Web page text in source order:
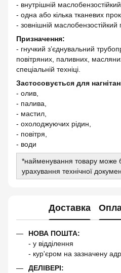
- внутрішній
- одна або кілька тканевих
- зовнішній
Призначення:
- гнучкий з’єднувальний
повітряних, паливних,
спеціальній техніці.
Застосовується для
- олив,
- палива,
- мастил,
- охолоджуючих рідин,
- повітря,
- води
*найменування товару може
урахування технічної
Доставка
НОВА ПОШТА:
- у відділення
- кур'єром на зазначену
ДЕЛІВЕРІ: